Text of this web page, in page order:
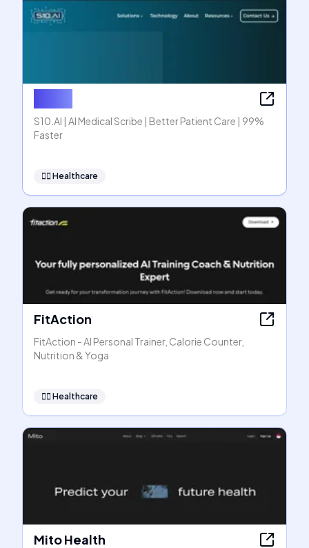
S10.AI | AI Medical Scribe | Better Patient Care | 99%
Faster
👩‍⚕️ Healthcare
FitAction
FitAction - AI Personal Trainer, Calorie Counter,
Nutrition & Yoga
👩‍⚕️ Healthcare
Mito Health